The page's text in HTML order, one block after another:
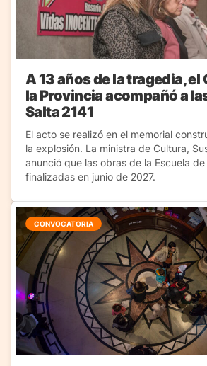
A 13 años de la tragedia, el
la Provincia acompañó a
Salta 2141
El acto se realizó en el memorial
la explosión. La ministra de Cultura,
anunció que las obras de la Escuela
finalizadas en junio de 2027.
CONVOCATORIA